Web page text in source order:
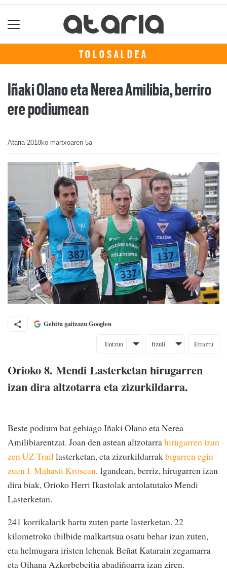
TOLOSALDEA
Iñaki Olano eta Nerea Amilibia, berriro
ere podiumean
Ataria 2018ko martxoaren 5a
Gehitu gaitzazu Googlen
Entzun Itzuli Erraztu
Orioko 8. Mendi Lasterketan hirugarren
izan dira altzotarra eta zizurkildarra.
Beste podium bat gehiago Iñaki Olano eta Nerea
Amilibiarentzat. Joan den astean altzotarrahirugarren izan
zen UZ Trail lasterketan, eta zizurkildarrakbigarren egin
zuen I. Mahasti Krosean. Igandean, berriz, hirugarren izan
dira biak, Orioko Herri Ikastolak antolatutako Mendi
Lasterketan.
241 korrikalarik hartu zuten parte lasterketan. 22
kilometroko ibilbide malkartsua osatu behar izan zuten,
eta helmugara iristen lehenak Beñat Katarain zegamarra
eta Oihana Azkorbebeitia abadiñoarra izan ziren.